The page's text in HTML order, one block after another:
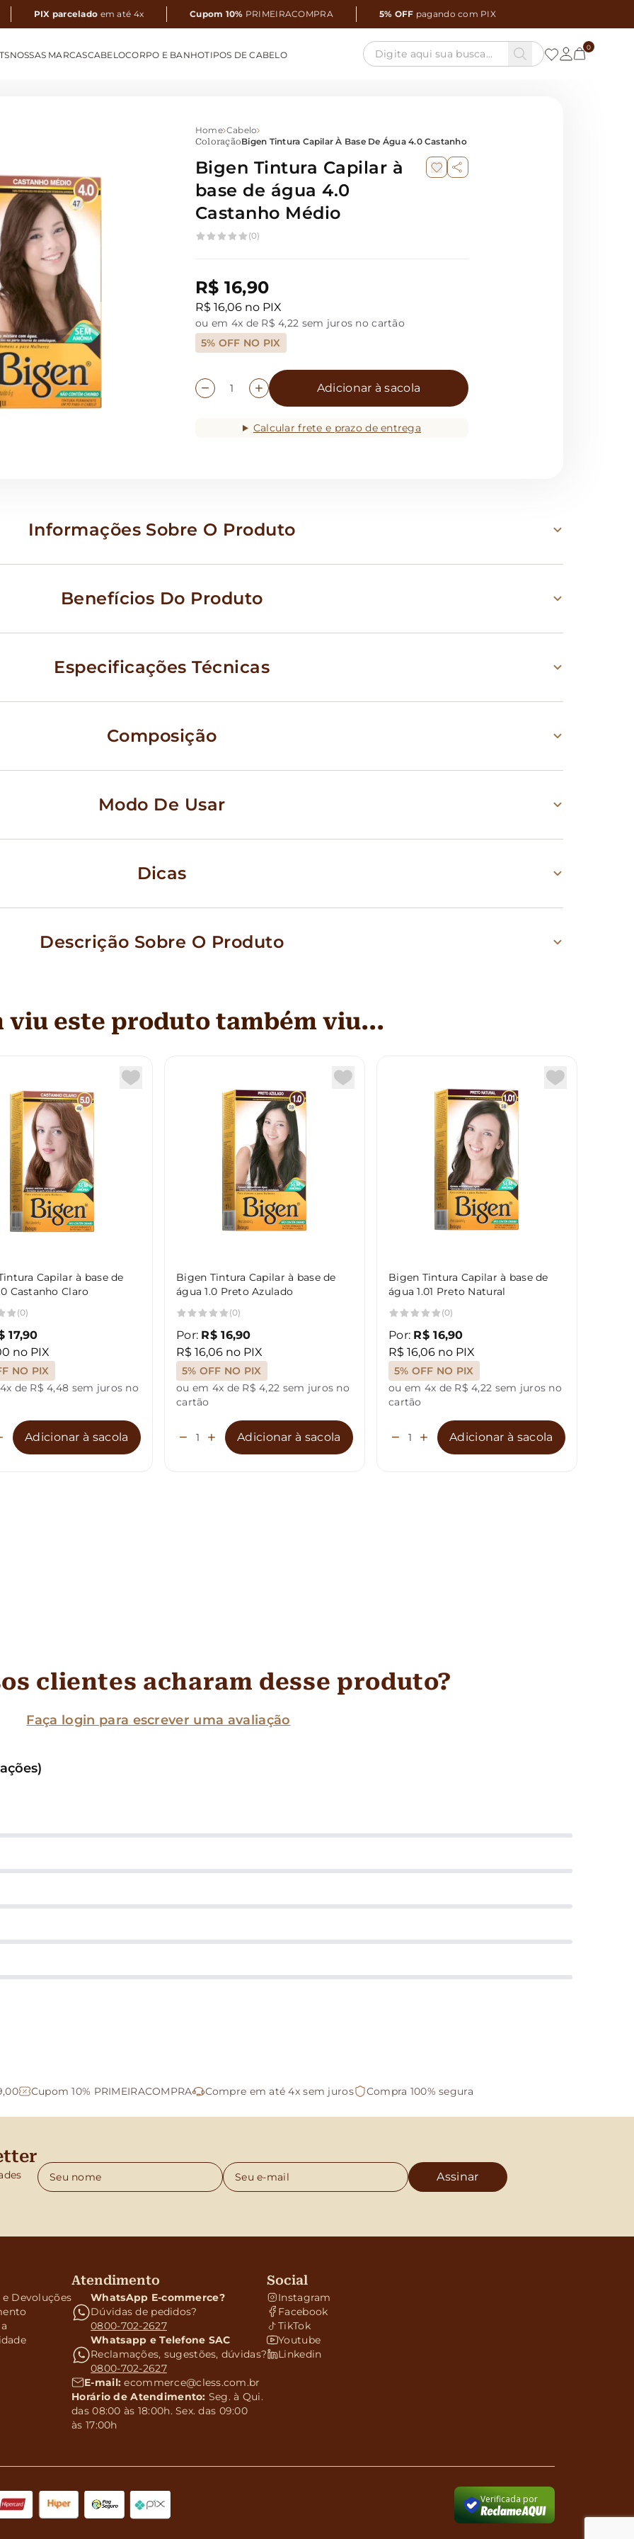
PIX parcelado em até 4x Cupom 10% PRIMEIRACOMPRA 5% OFF pagando com PIX
NOSSAS MARCASCABELOCORPO E BANHOTIPOS DE CABELO
0
Home Cabelo
ColoraçãoBigen Tintura Capilar À Base De Água 4.0 Castanho Médio
Bigen Tintura Capilar à
base de água 4.0
Castanho Médio
(0)
R$ 16,90
R$ 16,06 no PIX
ou em 4x de R$ 4,22 sem juros no cartão
5% OFF NO PIX
Adicionar à sacola
Calcular frete e prazo de entrega
Informações Sobre O Produto
Benefícios Do Produto
Especificações Técnicas
Composição
Modo De Usar
Dicas
Descrição Sobre O Produto
viu este produto também viu...
Capilar à base de
Castanho Claro
(0)
17,90
no PIX
NO PIX
de R$ 4,48 sem juros no
Adicionar à sacola
Bigen Tintura Capilar à base de
água 1.0 Preto Azulado
(0)
Por: R$ 16,90
R$ 16,06 no PIX
5% OFF NO PIX
ou em 4x de R$ 4,22 sem juros no
cartão
Adicionar à sacola
Bigen Tintura Capilar à base de
água 1.01 Preto Natural
(0)
Por: R$ 16,90
R$ 16,06 no PIX
5% OFF NO PIX
ou em 4x de R$ 4,22 sem juros no
cartão
Adicionar à sacola
clientes acharam desse produto?
Faça login para escrever uma avaliação
Cupom 10% PRIMEIRACOMPRA Compre em até 4x sem juros Compra 100% segura
Assinar
Devoluções
Atendimento
WhatsApp E-commerce?
Dúvidas de pedidos?
0800-702-2627
Whatsapp e Telefone SAC
Reclamações, sugestões, dúvidas?
0800-702-2627
E-mail: ecommerce@cless.com.br
Horário de Atendimento: Seg. à Qui.
das 08:00 às 18:00h. Sex. das 09:00
às 17:00h
Social
Instagram
Facebook
TikTok
Youtube
Linkedin
Verificada por